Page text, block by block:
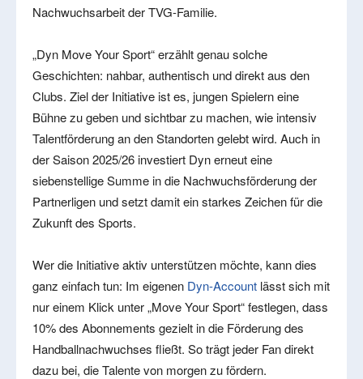
Nachwuchsarbeit der TVG-Familie.
„Dyn Move Your Sport“ erzählt genau solche
Geschichten: nahbar, authentisch und direkt aus den
Clubs. Ziel der Initiative ist es, jungen Spielern eine
Bühne zu geben und sichtbar zu machen, wie intensiv
Talentförderung an den Standorten gelebt wird. Auch in
der Saison 2025/26 investiert Dyn erneut eine
siebenstellige Summe in die Nachwuchsförderung der
Partnerligen und setzt damit ein starkes Zeichen für die
Zukunft des Sports.
Wer die Initiative aktiv unterstützen möchte, kann dies
ganz einfach tun: Im eigenen Dyn-Account lässt sich mit
nur einem Klick unter „Move Your Sport“ festlegen, dass
10% des Abonnements gezielt in die Förderung des
Handballnachwuchses fließt. So trägt jeder Fan direkt
dazu bei, die Talente von morgen zu fördern.